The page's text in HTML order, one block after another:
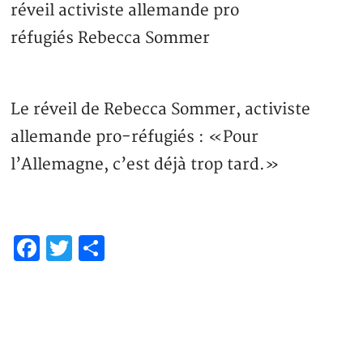
réveil activiste allemande pro
réfugiés Rebecca Sommer
Le réveil de Rebecca Sommer, activiste
allemande pro-réfugiés : «Pour
l’Allemagne, c’est déjà trop tard.»
Facebook
Twitter